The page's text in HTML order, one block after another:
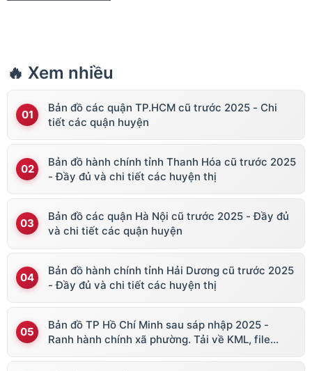
🔥 Xem nhiều
Bản đồ các quận TP.HCM cũ trước 2025 - Chi
tiết các quận huyện
Bản đồ hành chính tỉnh Thanh Hóa cũ trước 2025
- Đầy đủ và chi tiết các huyện thị
Bản đồ các quận Hà Nội cũ trước 2025 - Đầy đủ
và chi tiết các quận huyện
Bản đồ hành chính tỉnh Hải Dương cũ trước 2025
- Đầy đủ và chi tiết các huyện thị
Bản đồ TP Hồ Chí Minh sau sáp nhập 2025 -
Ranh hành chính xã phường. Tải về KML, file